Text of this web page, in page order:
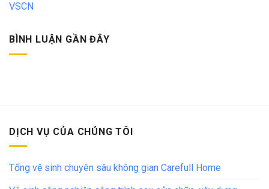
VSCN
BÌNH LUẬN GẦN ĐÂY
DỊCH VỤ CỦA CHÚNG TÔI
Tổng vệ sinh chuyên sâu không gian Carefull Home